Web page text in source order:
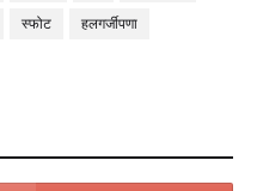
स्फोट
हलगर्जीपणा